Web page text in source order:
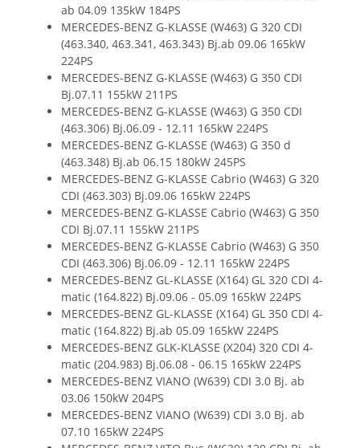
ab 04.09 135kW 184PS
MERCEDES-BENZ G-KLASSE (W463) G 320 CDI
(463.340, 463.341, 463.343) Bj.ab 09.06 165kW
224PS
MERCEDES-BENZ G-KLASSE (W463) G 350 CDI
Bj.07.11 155kW 211PS
MERCEDES-BENZ G-KLASSE (W463) G 350 CDI
(463.306) Bj.06.09 - 12.11 165kW 224PS
MERCEDES-BENZ G-KLASSE (W463) G 350 d
(463.348) Bj.ab 06.15 180kW 245PS
MERCEDES-BENZ G-KLASSE Cabrio (W463) G 320
CDI (463.303) Bj.09.06 165kW 224PS
MERCEDES-BENZ G-KLASSE Cabrio (W463) G 350
CDI Bj.07.11 155kW 211PS
MERCEDES-BENZ G-KLASSE Cabrio (W463) G 350
CDI (463.306) Bj.06.09 - 12.11 165kW 224PS
MERCEDES-BENZ GL-KLASSE (X164) GL 320 CDI 4-
matic (164.822) Bj.09.06 - 05.09 165kW 224PS
MERCEDES-BENZ GL-KLASSE (X164) GL 350 CDI 4-
matic (164.822) Bj.ab 05.09 165kW 224PS
MERCEDES-BENZ GLK-KLASSE (X204) 320 CDI 4-
matic (204.983) Bj.06.08 - 06.15 165kW 224PS
MERCEDES-BENZ VIANO (W639) CDI 3.0 Bj. ab
03.06 150kW 204PS
MERCEDES-BENZ VIANO (W639) CDI 3.0 Bj. ab
07.10 165kW 224PS